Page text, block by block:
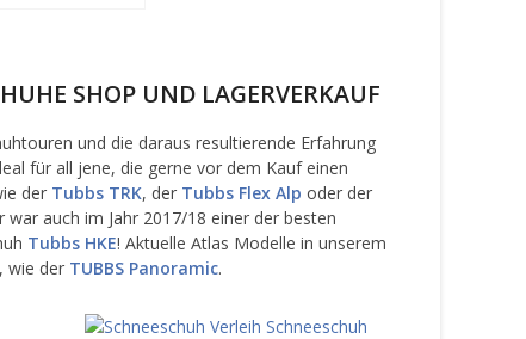
SHOP UND LAGERVERKAUF
und die daraus resultierende Erfahrung
für all jene, die gerne vor dem Kauf einen
der Tubbs TRK, der Tubbs Flex Alp oder der
war auch im Jahr 2017/18 einer der besten
Tubbs HKE! Aktuelle Atlas Modelle in unserem
wie der TUBBS Panoramic.
Schneeschuh